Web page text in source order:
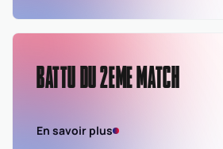
BATTU DU 2EME MATCH
En savoir plus